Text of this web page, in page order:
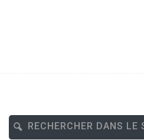
RECHERCHER DANS LE